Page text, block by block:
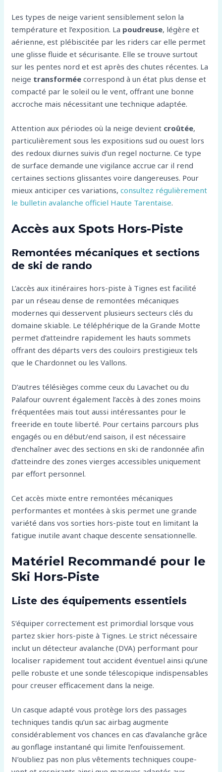
Les types de neige varient sensiblement selon la
température et l’exposition. La poudreuse, légère et
aérienne, est plébiscitée par les riders car elle permet
une glisse fluide et sécurisante. Elle se trouve surtout
sur les pentes nord et est après des chutes récentes. La
neige transformée correspond à un état plus dense et
compacté par le soleil ou le vent, offrant une bonne
accroche mais nécessitant une technique adaptée.
Attention aux périodes où la neige devient croûtée,
particulièrement sous les expositions sud ou ouest lors
des redoux diurnes suivis d’un regel nocturne. Ce type
de surface demande une vigilance accrue car il rend
certaines sections glissantes voire dangereuses. Pour
mieux anticiper ces variations,consultez régulièrement
le bulletin avalanche officiel Haute Tarentaise.
Accès aux Spots Hors-Piste
Remontées mécaniques et sections
de ski de rando
L’accès aux itinéraires hors-piste à Tignes est facilité
par un réseau dense de remontées mécaniques
modernes qui desservent plusieurs secteurs clés du
domaine skiable. Le téléphérique de la Grande Motte
permet d’atteindre rapidement les hauts sommets
offrant des départs vers des couloirs prestigieux tels
que le Chardonnet ou les Vallons.
D’autres télésièges comme ceux du Lavachet ou du
Palafour ouvrent également l’accès à des zones moins
fréquentées mais tout aussi intéressantes pour le
freeride en toute liberté. Pour certains parcours plus
engagés ou en début/end saison, il est nécessaire
d’enchaîner avec des sections en ski de randonnée afin
d’atteindre des zones vierges accessibles uniquement
par effort personnel.
Cet accès mixte entre remontées mécaniques
performantes et montées à skis permet une grande
variété dans vos sorties hors-piste tout en limitant la
fatigue inutile avant chaque descente sensationnelle.
Matériel Recommandé pour le
Ski Hors-Piste
Liste des équipements essentiels
S’équiper correctement est primordial lorsque vous
partez skier hors-piste à Tignes. Le strict nécessaire
inclut un détecteur avalanche (DVA) performant pour
localiser rapidement tout accident éventuel ainsi qu’une
pelle robuste et une sonde télescopique indispensables
pour creuser efficacement dans la neige.
Un casque adapté vous protège lors des passages
techniques tandis qu’un sac airbag augmente
considérablement vos chances en cas d’avalanche grâce
au gonflage instantané qui limite l’enfouissement.
N’oubliez pas non plus vêtements techniques coupe-